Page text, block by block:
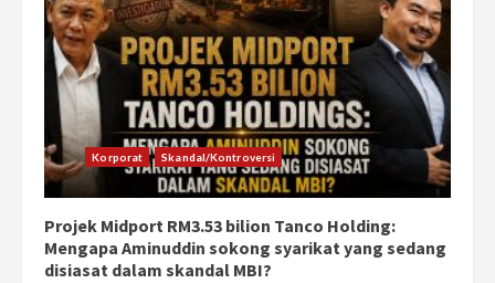
Korporat Skandal/Kontroversi
Projek Midport RM3.53 bilion Tanco Holding:
Mengapa Aminuddin sokong syarikat yang sedang
disiasat dalam skandal MBI?